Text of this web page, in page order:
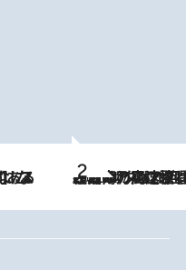
2026.8.7
「湘南乃風に憧れて」観客大盛上がりの“タオル回し”に、ラッパー顔負けの高速歌唱まで…さだまさし（74）のアグレッシブすぎる現在地